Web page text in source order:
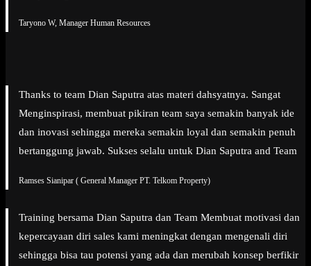
Taryono W, Manager Human Resources
Thanks to team Dian Saputra atas materi dahsyatnya. Sangat
Menginspirasi, membuat pikiran team saya semakin banyak ide
dan inovasi sehingga mereka semakin loyal dan semakin penuh
bertanggung jawab. Sukses selalu untuk Dian Saputra and Team
Ramses Sianipar ( General Manager PT. Telkom Property)
Training bersama Dian Saputra dan Team Membuat motivasi dan
kepercayaan diri sales kami meningkat dengan mengenali diri
sehingga bisa tau potensi yang ada dan merubah konsep berfikir